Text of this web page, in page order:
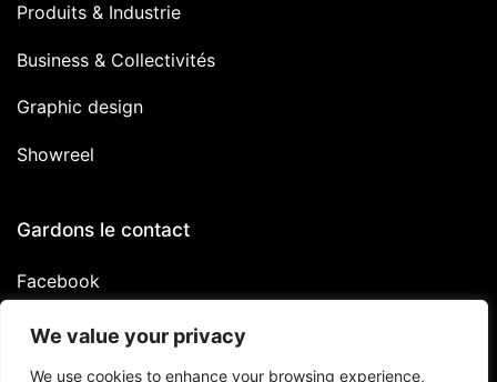
We value your privacy
We use cookies to enhance your browsing experience,
Produits & Industrie
Business & Collectivités
Graphic design
Showreel
Gardons le contact
Facebook
Linkedin
Instagram